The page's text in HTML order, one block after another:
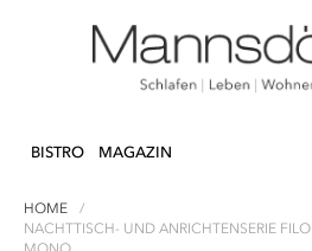
zum
BISTRO MAGAZIN
HOME
NACHTTISCH- UND ANRICHTENSERIE FILO